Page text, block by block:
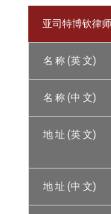
亚司特博钦律
名 称 (英 文)
名 称 (中 文)
地 址 (英 文)
地 址 (中 文)